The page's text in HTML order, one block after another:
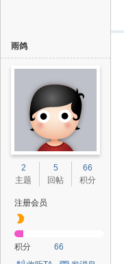
雨鸽
2
主题
5
回帖
66
积分
注册会员
积分
66